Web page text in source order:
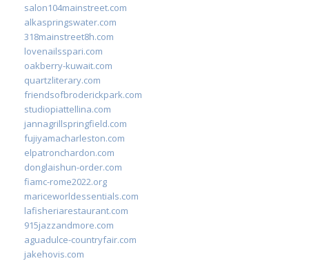
salon104mainstreet.com
alkaspringswater.com
318mainstreet8h.com
lovenailsspari.com
oakberry-kuwait.com
quartzliterary.com
friendsofbroderickpark.com
studiopiattellina.com
jannagrillspringfield.com
fujiyamacharleston.com
elpatronchardon.com
donglaishun-order.com
fiamc-rome2022.org
mariceworldessentials.com
lafisheriarestaurant.com
915jazzandmore.com
aguadulce-countryfair.com
jakehovis.com